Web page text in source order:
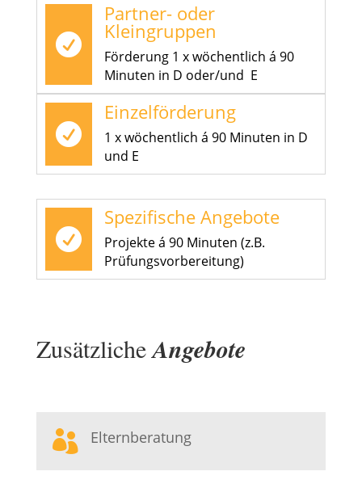

Partner- oder
Kleingruppen
Förderung 1 x wöchentlich á 90
Minuten in D oder/und E

Einzelförderung
1 x wöchentlich á 90 Minuten in D
und E

Spezifische Angebote
Projekte á 90 Minuten (z.B.
Prüfungsvorbereitung)
ZusätzlicheAngebote
 Elternberatung